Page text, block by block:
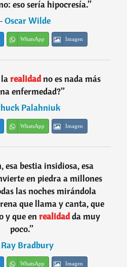
eso sería hipocresía.”
Oscar Wilde
WhatsApp Imagen
realidadno es nada más
enfermedad?”
Palahniuk
WhatsApp Imagen
esa bestia insidiosa, esa
en piedra a millones
las noches mirándola
que llama y canta, que
y que en realidadda muy
poco.”
Ray Bradbury
WhatsApp Imagen